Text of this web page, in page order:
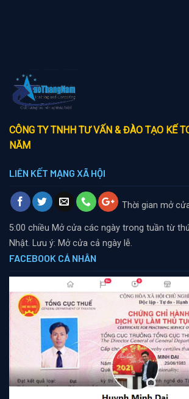
CÔNG TY TNHH TƯ VẤN & ĐÀO TẠO KẾ
NĂM
LIÊN KẾT MẠNG XÃ HỘI
Thời gian mở
5:00 chiều Mở cửa các ngày trong tuần từ
Nhật. Lưu ý: Mở cửa cả ngày lễ.
FACEBOOK CÁ NHÂN